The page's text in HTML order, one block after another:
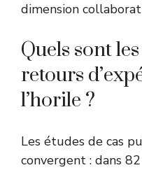
dimension
Quels sont
retours
l’horile ?
Les études de cas
convergent : dans